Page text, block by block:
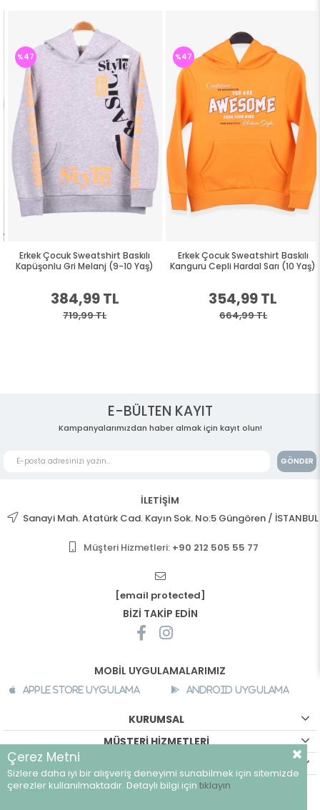
Erkek Çocuk Sweatshirt Baskılı
Kapüşonlu Gri Melanj (9-10 Yaş)
384,99 TL
719,99 TL
%47
Erkek Çocuk Sweatshirt Baskılı
Kanguru Cepli Hardal Sarı (10 Yaş)
354,99 TL
664,99 TL
%47
E-BÜLTEN KAYIT
Kampanyalarımızdan haber almak için kayıt olun!
GÖNDER
İLETİŞİM
Sanayi Mah. Atatürk Cad. Kayın Sok. No:5 Güngören / İSTANBUL
Müşteri Hizmetleri: +90 212 505 55 77
[email protected]
BİZİ TAKİP EDİN
MOBİL UYGULAMALARIMIZ
Apple Store Uygulama Android Uygulama
KURUMSAL
MÜŞTERİ HİZMETLERİ
©breeze.com.tr - Tüm hakları saklıdır.
Çerez Metni
Sizlere daha iyi bir alışveriş deneyimi sunabilmek için sitemizde
çerezler kullanılmaktadır. Detaylı bilgi için tıklayın